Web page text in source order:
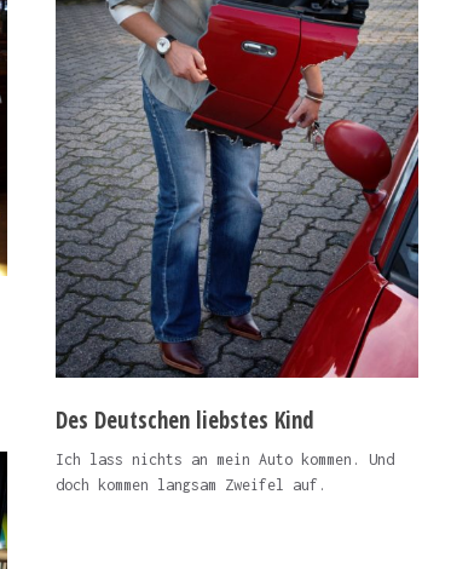
Des Deutschen liebstes Kind
Ich lass nichts an mein Auto kommen. Und
doch kommen langsam Zweifel auf.